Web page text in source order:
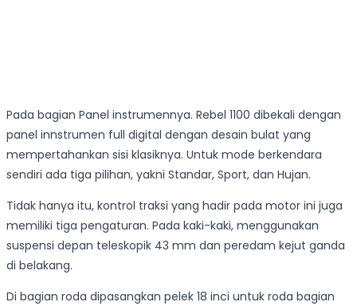
Pada bagian Panel instrumennya. Rebel 1100 dibekali dengan
panel innstrumen full digital dengan desain bulat yang
mempertahankan sisi klasiknya. Untuk mode berkendara
sendiri ada tiga pilihan, yakni Standar, Sport, dan Hujan.
Tidak hanya itu, kontrol traksi yang hadir pada motor ini juga
memiliki tiga pengaturan. Pada kaki-kaki, menggunakan
suspensi depan teleskopik 43 mm dan peredam kejut ganda
di belakang.
Di bagian roda dipasangkan pelek 18 inci untuk roda bagian